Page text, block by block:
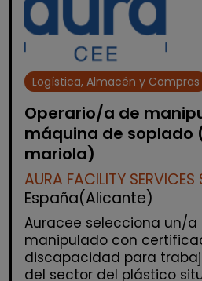
Logística, Almacén y Compras
Operario/a de
máquina de soplado
mariola)
AURA FACILITY SERVICES
España(Alicante)
Auracee selecciona un/
manipulado con
discapacidad para
del sector del plástico